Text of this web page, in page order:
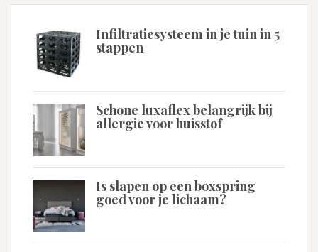
Infiltratiesysteem in je tuin in 5
stappen
Schone luxaflex belangrijk bij
allergie voor huisstof
Is slapen op een boxspring
goed voor je lichaam?